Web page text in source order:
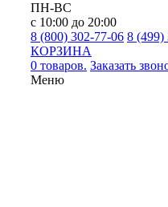
ПН-ВС
с 10:00 до 20:00
8 (800) 302-77-06 8 (499)
КОРЗИНА
0 товаров. Заказать
Меню